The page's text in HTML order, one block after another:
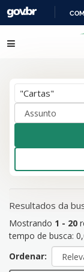
Mostrando
Pular para o
Resultados da
Mostrando 1 - 20
tempo de busca:
Ordenar: